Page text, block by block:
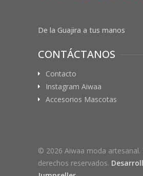
De la Guajira a tus manos
CONTÁCTANOS
Contacto
Instagram Aiwaa
Accesorios Mascotas
© 2026 Aiwaa moda artesanal.
derechos reservados.